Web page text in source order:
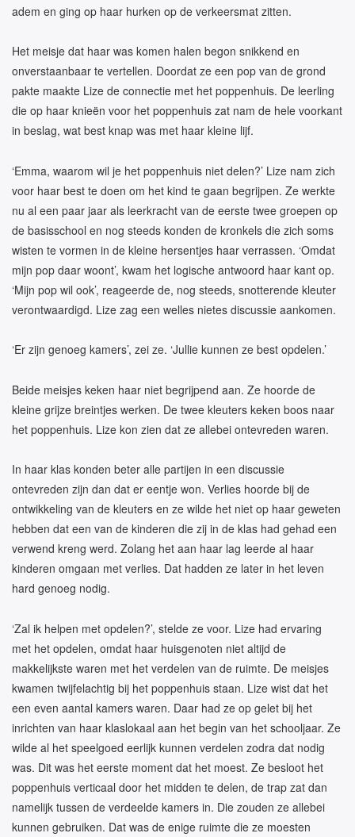
adem en ging op haar hurken op de verkeersmat zitten.
Het meisje dat haar was komen halen begon snikkend en
onverstaanbaar te vertellen. Doordat ze een pop van de grond
pakte maakte Lize de connectie met het poppenhuis. De leerling
die op haar knieën voor het poppenhuis zat nam de hele voorkant
in beslag, wat best knap was met haar kleine lijf.
‘Emma, waarom wil je het poppenhuis niet delen?’ Lize nam zich
voor haar best te doen om het kind te gaan begrijpen. Ze werkte
nu al een paar jaar als leerkracht van de eerste twee groepen op
de basisschool en nog steeds konden de kronkels die zich soms
wisten te vormen in de kleine hersentjes haar verrassen. ‘Omdat
mijn pop daar woont’, kwam het logische antwoord haar kant op.
‘Mijn pop wil ook’, reageerde de, nog steeds, snotterende kleuter
verontwaardigd. Lize zag een welles nietes discussie aankomen.
‘Er zijn genoeg kamers’, zei ze. ‘Jullie kunnen ze best opdelen.’
Beide meisjes keken haar niet begrijpend aan. Ze hoorde de
kleine grijze breintjes werken. De twee kleuters keken boos naar
het poppenhuis. Lize kon zien dat ze allebei ontevreden waren.
In haar klas konden beter alle partijen in een discussie
ontevreden zijn dan dat er eentje won. Verlies hoorde bij de
ontwikkeling van de kleuters en ze wilde het niet op haar geweten
hebben dat een van de kinderen die zij in de klas had gehad een
verwend kreng werd. Zolang het aan haar lag leerde al haar
kinderen omgaan met verlies. Dat hadden ze later in het leven
hard genoeg nodig.
‘Zal ik helpen met opdelen?’, stelde ze voor. Lize had ervaring
met het opdelen, omdat haar huisgenoten niet altijd de
makkelijkste waren met het verdelen van de ruimte. De meisjes
kwamen twijfelachtig bij het poppenhuis staan. Lize wist dat het
een even aantal kamers waren. Daar had ze op gelet bij het
inrichten van haar klaslokaal aan het begin van het schooljaar. Ze
wilde al het speelgoed eerlijk kunnen verdelen zodra dat nodig
was. Dit was het eerste moment dat het moest. Ze besloot het
poppenhuis verticaal door het midden te delen, de trap zat dan
namelijk tussen de verdeelde kamers in. Die zouden ze allebei
kunnen gebruiken. Dat was de enige ruimte die ze moesten